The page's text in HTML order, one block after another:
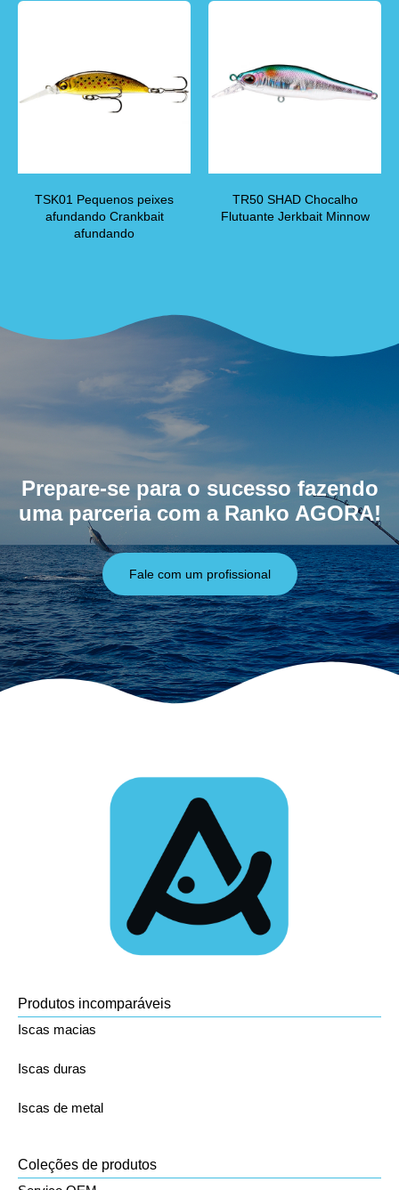
TSK01 Pequenos peixes
afundando Crankbait
afundando
TR50 SHAD Chocalho
Flutuante Jerkbait Minnow
Prepare-se para o sucesso fazendo
uma parceria com a Ranko AGORA!
Fale com um profissional
Produtos incomparáveis
Iscas macias
Iscas duras
Iscas de metal
Coleções de produtos